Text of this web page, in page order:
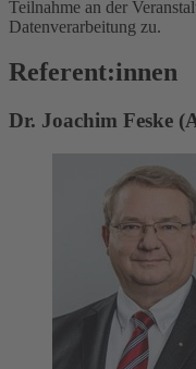
Teilnahme an der
Datenverarbeitung zu.
Referent:innen
Dr. Joachim Feske